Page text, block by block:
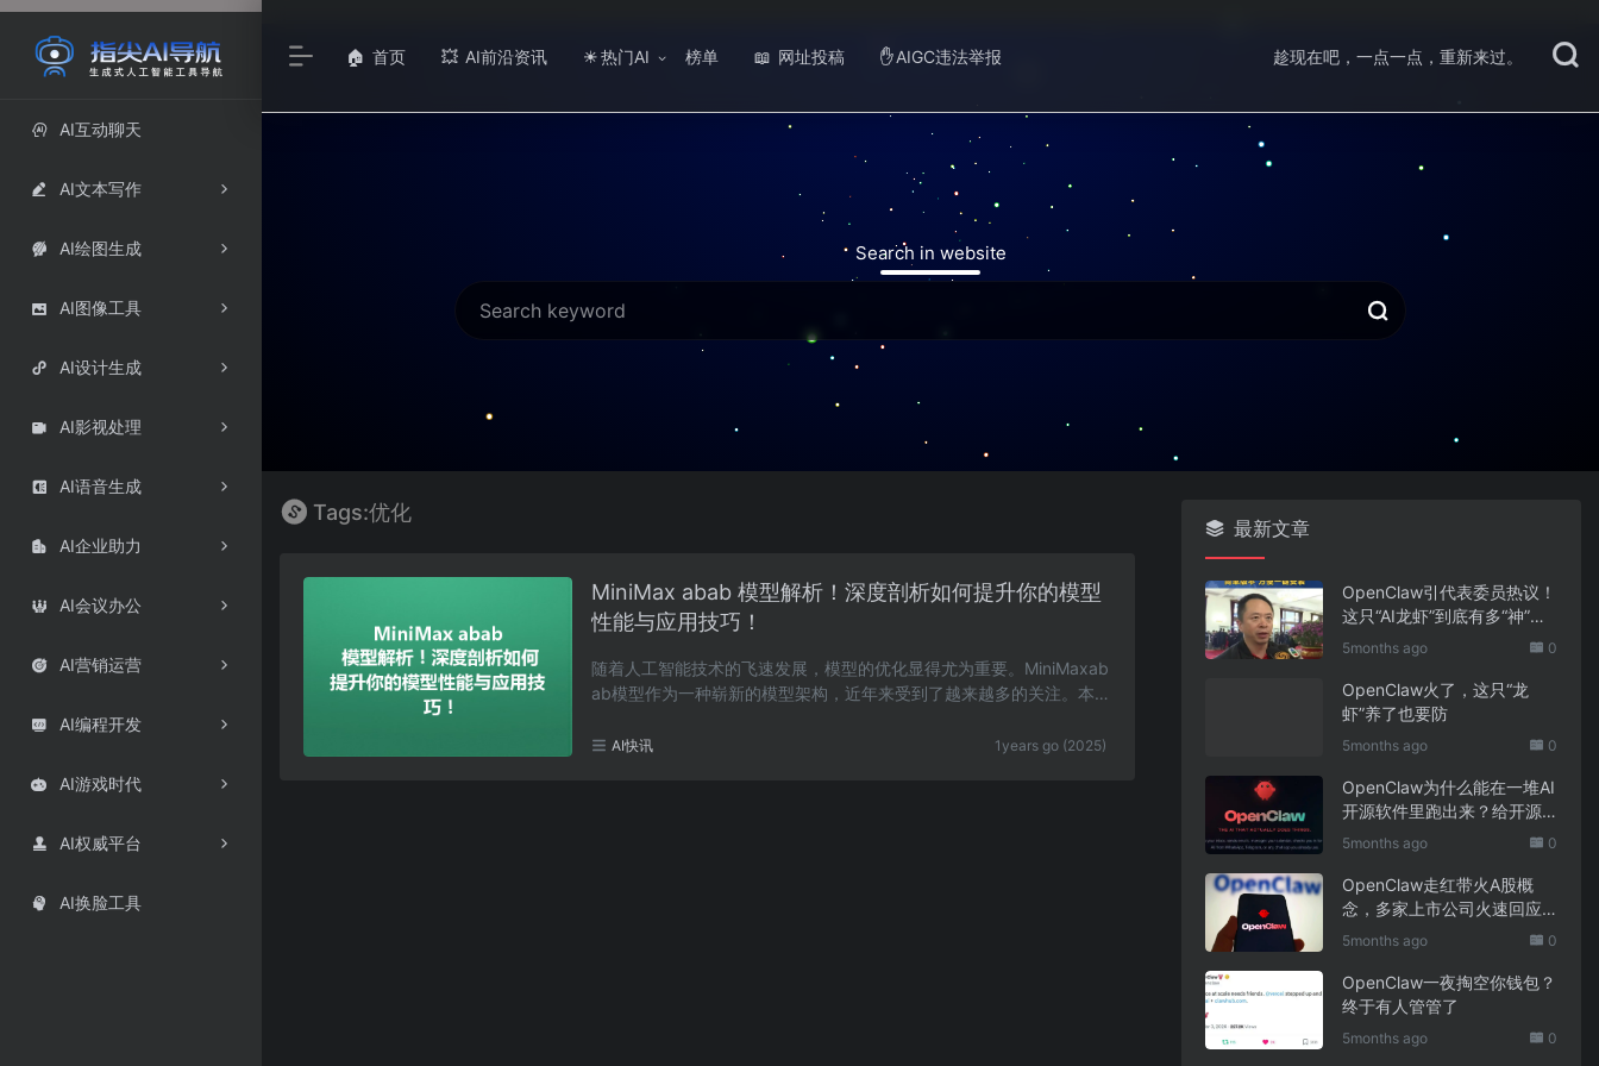
 AI互动聊天
 AI文本写作
 AI绘图生成
 AI图像工具
 AI设计生成
 AI影视处理
 AI语音生成
 AI企业助力
 AI会议办公
 AI营销运营
 AI编程开发
 AI游戏时代
 AI权威平台
 AI换脸工具
🏠 首页 💥 AI前沿资讯 ☀ 热门AI 榜单 📖 网址投稿 ✋ AIGC违法举报 趁现在吧，一点一点，重新来过。
Search in website
Tags:优化
MiniMax abab 模型解析！深度剖析如何提升你的模型
性能与应用技巧！
随着人工智能技术的飞速发展，模型的优化显得尤为重要。MiniMaxab
ab模型作为一种崭新的模型架构，近年来受到了越来越多的关注。本
AI快讯 1years go (2025)
最新文章
OpenClaw引代表委员热议！
这只“AI龙虾”到底有多“神”？
｜科技观察
5months ago 0
OpenClaw火了，这只“龙
虾”养了也要防
5months ago 0
OpenClaw为什么能在一堆AI
开源软件里跑出来？给开源
项目的三点启示
5months ago 0
OpenClaw走红带火A股概
念，多家上市公司火速回应
业务布局
5months ago 0
OpenClaw一夜掏空你钱包？
终于有人管管了
5months ago 0